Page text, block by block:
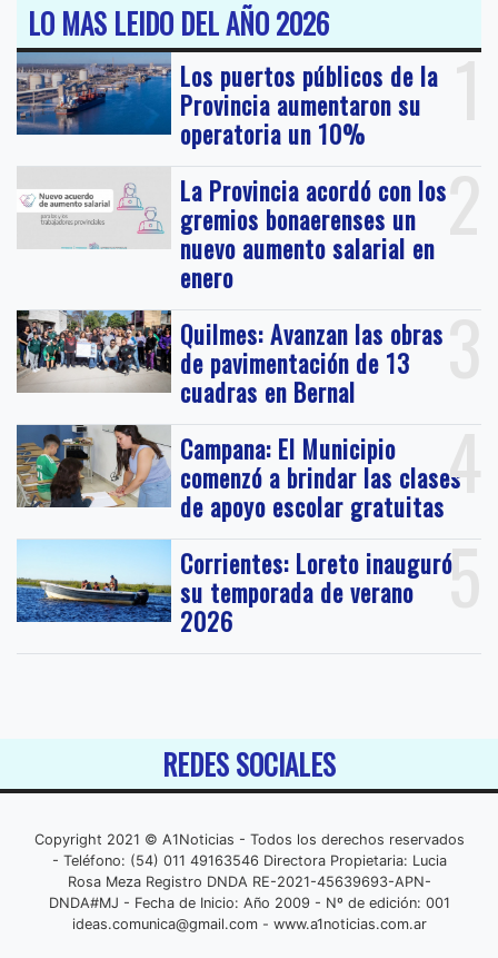
LO MAS LEIDO DEL AÑO 2026
1
Los puertos públicos de la
Provincia aumentaron su
operatoria un 10%
2
La Provincia acordó con los
gremios bonaerenses un
nuevo aumento salarial en
enero
3
Quilmes: Avanzan las obras
de pavimentación de 13
cuadras en Bernal
4
Campana: El Municipio
comenzó a brindar las clases
de apoyo escolar gratuitas
5
Corrientes: Loreto inauguró
su temporada de verano
2026
REDES SOCIALES
Copyright 2021 © A1Noticias - Todos los derechos reservados
- Teléfono: (54) 011 49163546 Directora Propietaria: Lucia
Rosa Meza Registro DNDA RE-2021-45639693-APN-
DNDA#MJ - Fecha de Inicio: Año 2009 - Nº de edición: 001
ideas.comunica@gmail.com- www.a1noticias.com.ar